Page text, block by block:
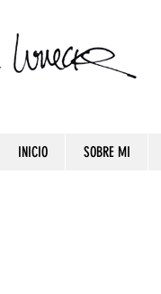
INICIO SOBRE MI